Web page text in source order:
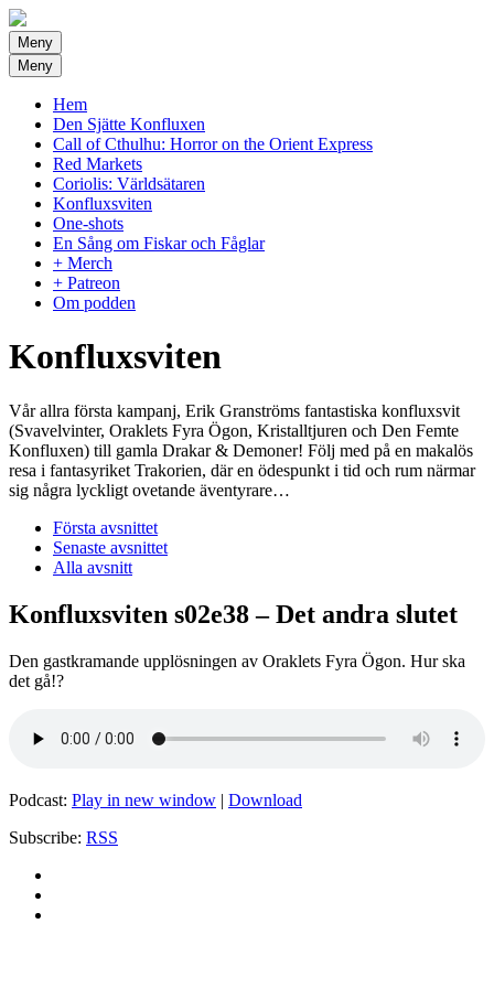
Meny
Meny
Hem
Den Sjätte Konfluxen
Call of Cthulhu: Horror on the Orient Express
Red Markets
Coriolis: Världsätaren
Konfluxsviten
One-shots
En Sång om Fiskar och Fåglar
+ Merch
+ Patreon
Om podden
Konfluxsviten
Vår allra första kampanj, Erik Granströms fantastiska konfluxsvit
(Svavelvinter, Oraklets Fyra Ögon, Kristalltjuren och Den Femte
Konfluxen) till gamla Drakar & Demoner! Följ med på en makalös
resa i fantasyriket Trakorien, där en ödespunkt i tid och rum närmar
sig några lyckligt ovetande äventyrare…
Första avsnittet
Senaste avsnittet
Alla avsnitt
Konfluxsviten s02e38 – Det andra slutet
Den gastkramande upplösningen av Oraklets Fyra Ögon. Hur ska
det gå!?
Podcast: Play in new window | Download
Subscribe: RSS